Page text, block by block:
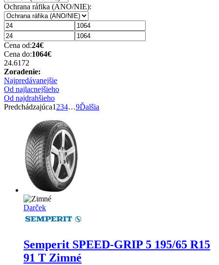
Ochrana ráfika (ANO/NIE):
Cena od:24€
Cena do:1064€
24.6172
Zoradenie:
Najpredávanejšie
Od najlacnejšieho
Od najdrahšieho
Predchádzajúca1 234…9Ďalšia
Darček
Semperit SPEED-GRIP 5 195/65 R15
91 T Zimné